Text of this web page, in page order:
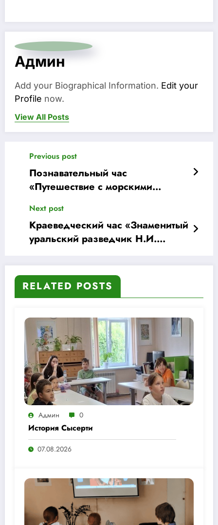
Админ
Add your Biographical Information. Edit your
Profile now.
View All Posts
Previous post
Познавательный час
«Путешествие с морскими
Next post
Краеведческий час «Знаменитый
уральский разведчик Н.И.
RELATED POSTS
Админ 0
История Сысерти
07.08.2026